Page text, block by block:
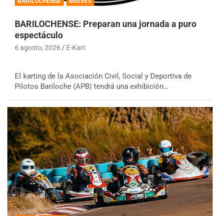
BARILOCHENSE: Preparan una jornada a puro
espectáculo
6 agosto, 2026 E-Kart
El karting de la Asociación Civil, Social y Deportiva de
Pilotos Bariloche (APB) tendrá una exhibición…